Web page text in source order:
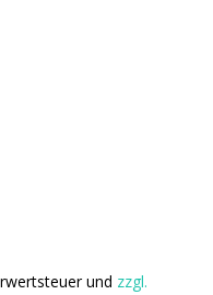
und zzgl.